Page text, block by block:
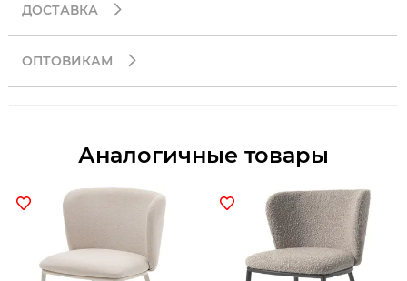
ДОСТАВКА
ОПТОВИКАМ
Аналогичные товары